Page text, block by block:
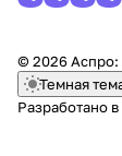
© 2026
Темная
Разработано в